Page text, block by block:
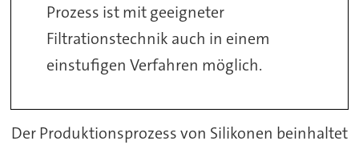
Prozess ist mit geeigneter
Filtrationstechnik auch in einem
einstufigen Verfahren möglich.
Der Produktionsprozess von Silikonen beinhaltet